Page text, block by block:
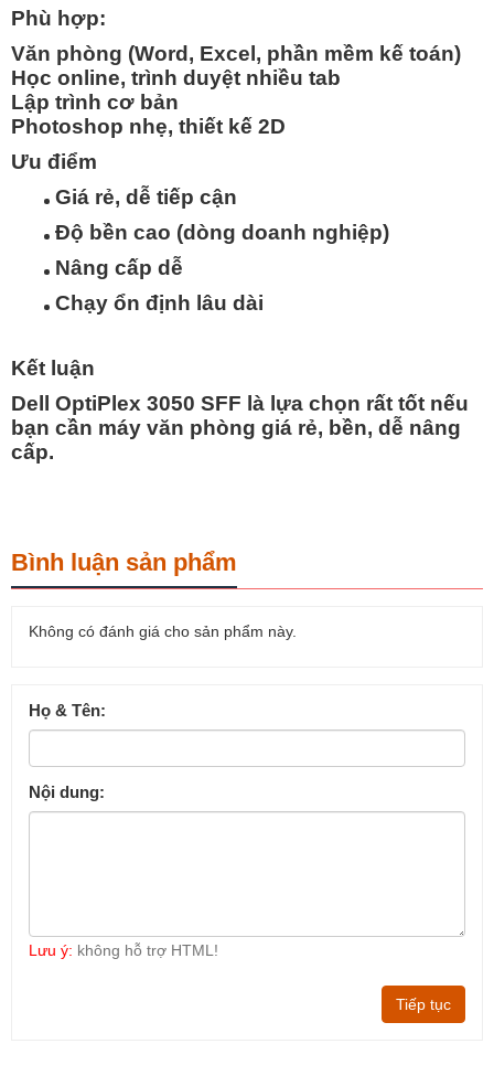
Phù hợp:
Văn phòng (Word, Excel, phần mềm kế toán)
Học online, trình duyệt nhiều tab
Lập trình cơ bản
Photoshop nhẹ, thiết kế 2D
Ưu điểm
Giá rẻ, dễ tiếp cận
Độ bền cao (dòng doanh nghiệp)
Nâng cấp dễ
Chạy ổn định lâu dài
Kết luận
Dell OptiPlex 3050 SFF là lựa chọn rất tốt nếu
bạn cần máy văn phòng giá rẻ, bền, dễ nâng
cấp.
Bình luận sản phẩm
Không có đánh giá cho sản phẩm này.
Họ & Tên:
Nội dung:
Lưu ý: không hỗ trợ HTML!
Tiếp tục